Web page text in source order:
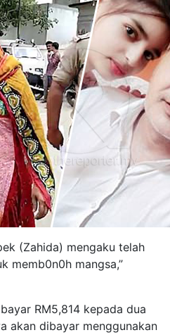
(Zahida) mengaku telah
memb0n0h mangsa,”
RM5,814 kepada dua
akan dibayar menggunakan